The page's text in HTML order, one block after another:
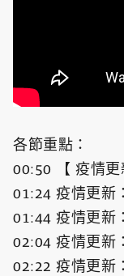
各節重點：
00:50 【 疫情更
01:24 疫情更新
01:44 疫情更新
02:04 疫情更新
02:22 疫情更新